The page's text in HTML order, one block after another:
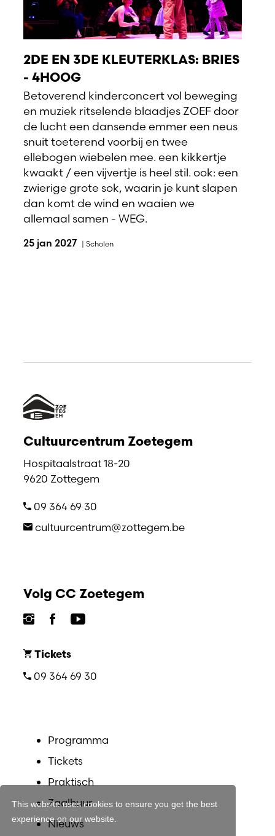
This website uses cookies to ensure you get the best
experience on our website.
2DE EN 3DE KLEUTERKLAS: BRIES
- 4HOOG
Betoverend kinderconcert vol beweging
en muziek ritselende blaadjes ZOEF door
de lucht een dansende emmer een neus
snuit toeterend voorbij en twee
ellebogen wiebelen mee. een kikkertje
kwaakt / een vijvertje is heel stil. ook: een
zwierige grote sok, waarin je kunt slapen
dan komt de wind en waaien we
allemaal samen - WEG.
25 jan 2027 | Scholen
Cultuurcentrum Zoetegem
Hospitaalstraat 18-20
9620 Zottegem
09 364 69 30
cultuurcentrum@zottegem.be
Volg CC Zoetegem
Tickets
09 364 69 30
Programma
Tickets
Praktisch
Zaalhuur
Nieuws